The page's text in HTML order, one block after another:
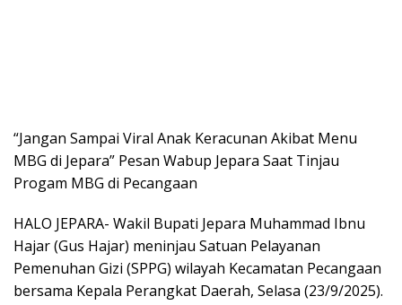
“Jangan Sampai Viral Anak Keracunan Akibat Menu
MBG di Jepara” Pesan Wabup Jepara Saat Tinjau
Progam MBG di Pecangaan
HALO JEPARA- Wakil Bupati Jepara Muhammad Ibnu
Hajar (Gus Hajar) meninjau Satuan Pelayanan
Pemenuhan Gizi (SPPG) wilayah Kecamatan Pecangaan
bersama Kepala Perangkat Daerah, Selasa (23/9/2025).